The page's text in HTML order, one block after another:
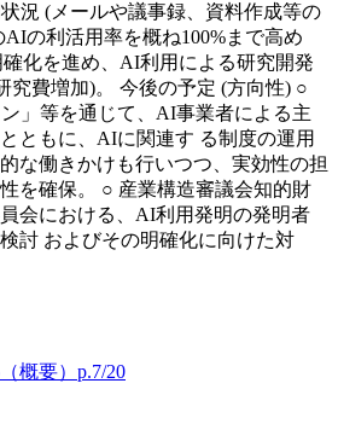
況 (メールや議事録、資料作成等の
の利活用率を概ね100%まで高め
化を進め、AI利用による研究開発
究費増加)。 今後の予定 (方向性) ○
」等を通じて、AI事業者による主
ともに、AIに関連す る制度の運用
な働きかけも行いつつ、実効性の担
を確保。 ○ 産業構造審議会知的財
会における、AI利用発明の発明者
討 およびその明確化に向けた対
概要） p.7/20